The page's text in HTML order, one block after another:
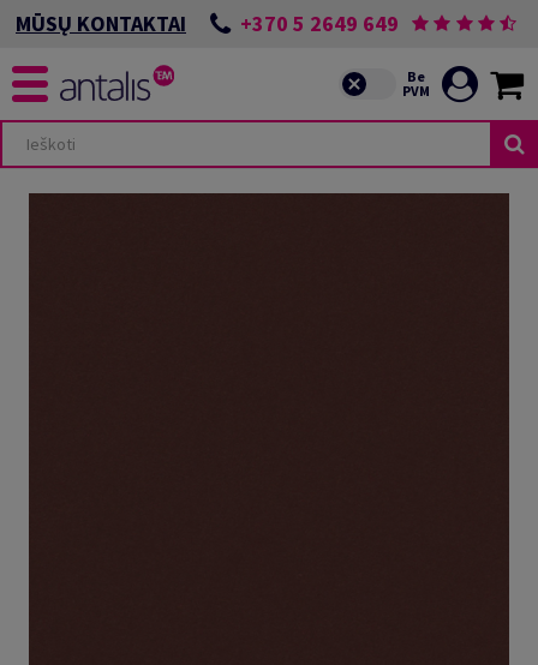
MŪSŲ KONTAKTAI +370 5 2649 649